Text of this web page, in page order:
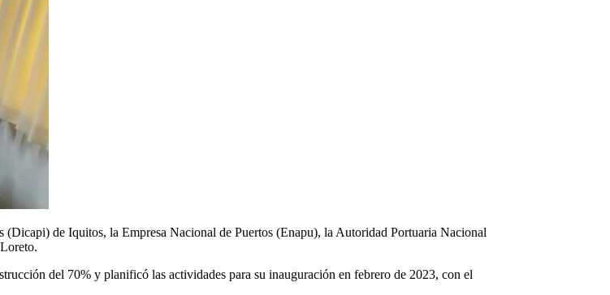
de Iquitos, la Empresa Nacional de Puertos (Enapu), la Autoridad Portuaria Nacional
del 70% y planificó las actividades para su inauguración en febrero de 2023, con el